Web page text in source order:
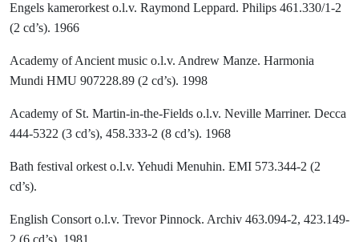
Engels kamerorkest o.l.v. Raymond Leppard. Philips 461.330/1-2
(2 cd’s). 1966
Academy of Ancient music o.l.v. Andrew Manze. Harmonia
Mundi HMU 907228.89 (2 cd’s). 1998
Academy of St. Martin-in-the-Fields o.l.v. Neville Marriner. Decca
444-5322 (3 cd’s), 458.333-2 (8 cd’s). 1968
Bath festival orkest o.l.v. Yehudi Menuhin. EMI 573.344-2 (2
cd’s).
English Consort o.l.v. Trevor Pinnock. Archiv 463.094-2, 423.149-
2 (6 cd’s). 1981